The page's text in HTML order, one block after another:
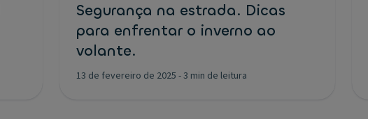
Segurança na estrada. Dicas
para enfrentar o inverno ao
volante.
13 de fevereiro de 2025 -3 min de leitura